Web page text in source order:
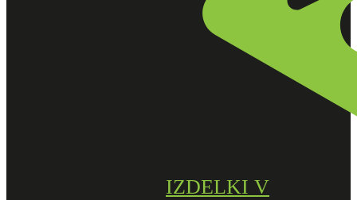
IZDELKI V